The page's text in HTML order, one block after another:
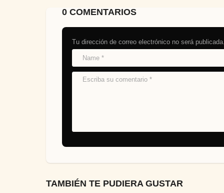
0 COMENTARIOS
Tu dirección de correo electrónico no será publicada.
TAMBIÉN TE PUDIERA GUSTAR